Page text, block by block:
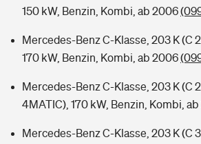
150 kW, Benzin, Kombi, ab 2006
Mercedes-Benz C-Klasse, 203 K (C
170 kW, Benzin, Kombi, ab 2006
Mercedes-Benz C-Klasse, 203 K (C
4MATIC), 170 kW, Benzin, Kombi,
Mercedes-Benz C-Klasse, 203 K (C